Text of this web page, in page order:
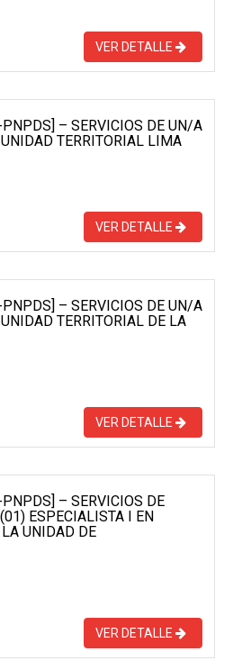
VER DETALLE
– SERVICIOS DE UN/A
TERRITORIAL LIMA
VER DETALLE
– SERVICIOS DE UN/A
TERRITORIAL DE LA
VER DETALLE
– SERVICIOS DE
ESPECIALISTA I EN
UNIDAD DE
VER DETALLE